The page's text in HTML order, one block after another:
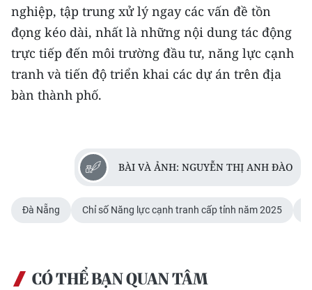
nghiệp, tập trung xử lý ngay các vấn đề tồn
đọng kéo dài, nhất là những nội dung tác động
trực tiếp đến môi trường đầu tư, năng lực cạnh
tranh và tiến độ triển khai các dự án trên địa
bàn thành phố.
BÀI VÀ ẢNH: NGUYỄN THỊ ANH ĐÀO
Đà Nẵng Chỉ số Năng lực cạnh tranh cấp tỉnh năm 2025
CÓ THỂ BẠN QUAN TÂM